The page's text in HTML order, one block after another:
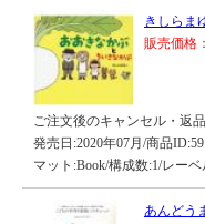
きしらま
販売価格
ご注文後のキャンセル・返
発売日:2020年07月/商品
マット:Book/構成数:1/レー
あんどう